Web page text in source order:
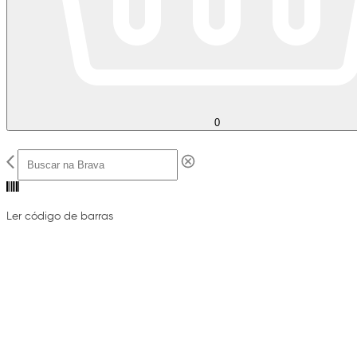
0
Ler código de barras